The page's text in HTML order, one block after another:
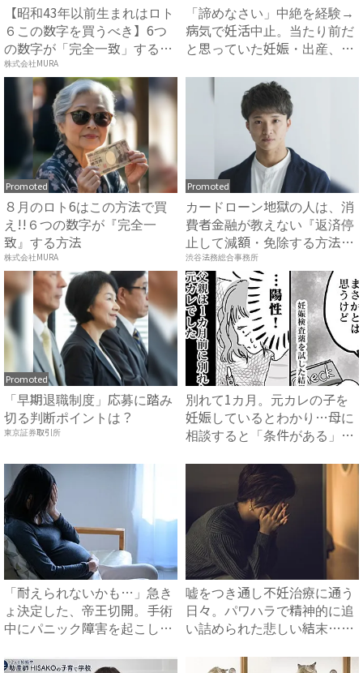
【昭和43年以前生まれはロト
６この数字を買うべき】6つ
の数字が「完全一致」する
方...
株式会社MURA
「諦めなさい」中絶を経験→
病気で妊活中止。当たり前だ
と思っていた妊娠・出産、現
Promoted
８月のロト6はこの方法で買
え!!６つの数字が『完全一
致』する方法
株式会社MURA
Promoted
カードローン地獄の人は、消
費者金融が教えない『返済停
止して減額・免除する方法』
で...
渋谷法務総合事務所
Promoted
「早期退職制度」応募に踏み
切る判断ポイントは？
東京証券取引所
別れて1カ月。元カレの子を
妊娠しているとわかり…母に
相談すると「条件がある」と
「耐えられないかも…」急き
ょ決定した、帝王切開。手術
中にパニック障害を起こしか
嘘をつき通し不妊治療に通う
日々。パワハラで精神的に追
い詰められた悲しい結末…